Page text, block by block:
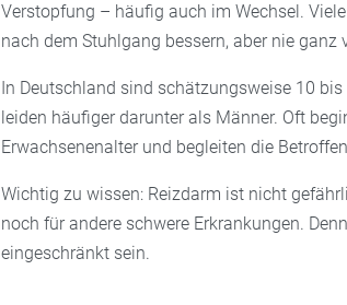
Verstopfung – häufig auch im Wechsel.
nach dem Stuhlgang bessern, aber nie ganz
In Deutschland sind schätzungsweise 10
leiden häufiger darunter als Männer. Oft
Erwachsenenalter und begleiten die
Wichtig zu wissen: Reizdarm ist nicht
noch für andere schwere Erkrankungen.
eingeschränkt sein.